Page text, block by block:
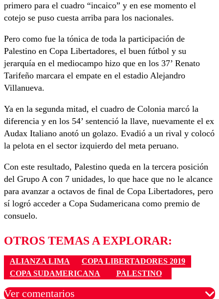
primero para el cuadro “incaico” y en ese momento el
cotejo se puso cuesta arriba para los nacionales.
Pero como fue la tónica de toda la participación de
Palestino en Copa Libertadores, el buen fútbol y su
jerarquía en el mediocampo hizo que en los 37’ Renato
Tarifeño marcara el empate en el estadio Alejandro
Villanueva.
Ya en la segunda mitad, el cuadro de Colonia marcó la
diferencia y en los 54’ sentenció la llave, nuevamente el ex
Audax Italiano anotó un golazo. Evadió a un rival y colocó
la pelota en el sector izquierdo del meta peruano.
Con este resultado, Palestino queda en la tercera posición
del Grupo A con 7 unidades, lo que hace que no le alcance
para avanzar a octavos de final de Copa Libertadores, pero
sí logró acceder a Copa Sudamericana como premio de
consuelo.
OTROS TEMAS A EXPLORAR:
ALIANZA LIMA
COPA LIBERTADORES 2019
COPA SUDAMERICANA
PALESTINO
Ver comentarios